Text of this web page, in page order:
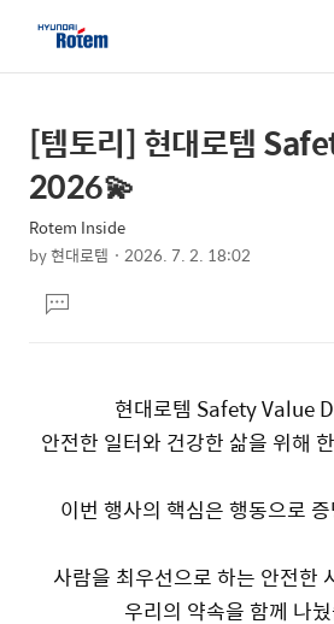
상
세
컨
텐
본
문
제
목
[템토리] 현대로템
2026💫
Rotem Inside
by현대로템 2026. 7. 2. 18:02
문댓
글
현대로템 Safety Value
안전한 일터와 건강한 삶을 위해
이번 행사의 핵심은 행동으로
사람을 최우선으로 하는 안전한
우리의 약속을 함께 나